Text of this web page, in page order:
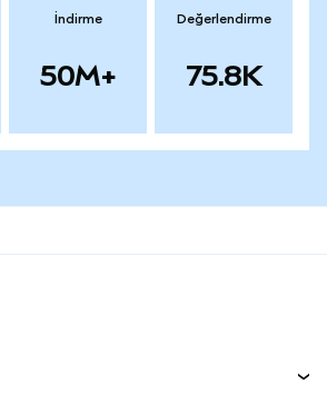
İndirme
50M+
Değerlendirme
75.8K